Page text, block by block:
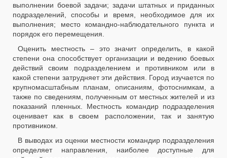
выполнении боевой задачи; задачи штатных и приданных
подразделений, способы и время, необходимое для их
выполнения; место командно-наблюдательного пункта и
порядок его перемещения.
Оценить местность – это значит определить, в какой
степени она способствует организации и ведению боевых
действий своим подразделением и противником или в
какой степени затрудняет эти действия. Город изучается по
крупномасштабным планам, описаниям, фотоснимкам, а
также по сведениям, полученным от местных жителей и из
показаний пленных. Местность командир подразделения
оценивает как в своем расположении, так и занятую
противником.
В выводах из оценки местности командир подразделения
определяет направления, наиболее доступные для